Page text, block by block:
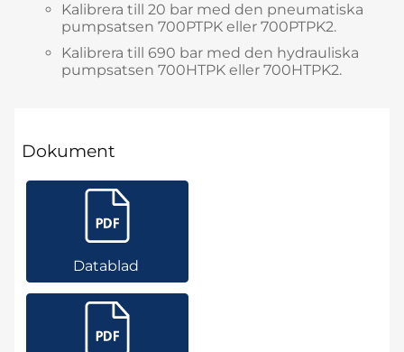
Kalibrera till 20 bar med den pneumatiska
pumpsatsen 700PTPK eller 700PTPK2.
Kalibrera till 690 bar med den hydrauliska
pumpsatsen 700HTPK eller 700HTPK2.
Dokument
Datablad